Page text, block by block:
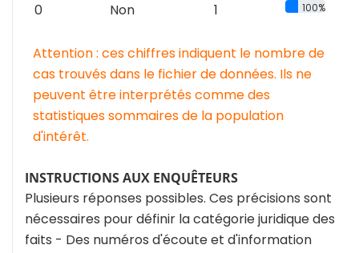
0 Non 1 100%
Attention : ces chiffres indiquent le nombre de
cas trouvés dans le fichier de données. Ils ne
peuvent être interprétés comme des
statistiques sommaires de la population
d'intérêt.
INSTRUCTIONS AUX ENQUÊTEURS
Plusieurs réponses possibles. Ces précisions sont
nécessaires pour définir la catégorie juridique des
faits - Des numéros d'écoute et d'information